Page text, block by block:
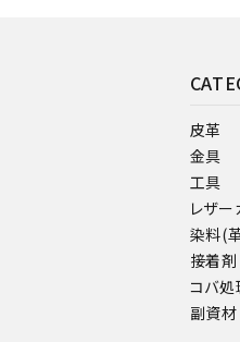
皮革
金具
工具
レザ
染料(
接着剤
コバ
副資材